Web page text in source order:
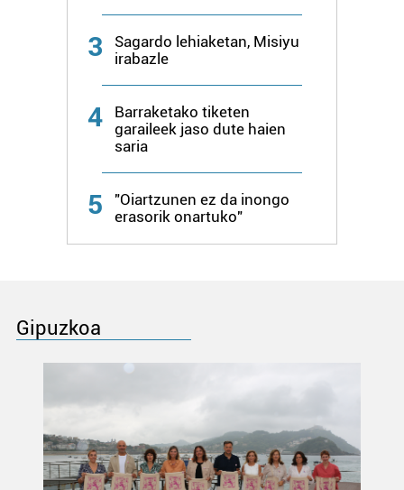
3
Sagardo lehiaketan, Misiyu
irabazle
4
Barraketako tiketen
garaileek jaso dute haien
saria
5
"Oiartzunen ez da inongo
erasorik onartuko"
Gipuzkoa